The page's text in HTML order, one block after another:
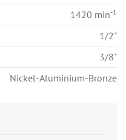
1420 min-1
1/2"
3/8"
Nickel-Aluminium-Bronze